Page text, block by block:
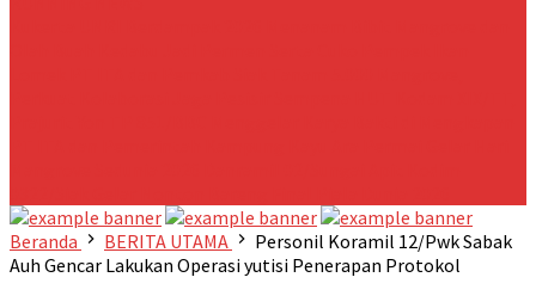
Beranda
BERITA UTAMA
Personil Koramil 12/Pwk Sabak
Auh Gencar Lakukan Operasi yutisi Penerapan Protokol